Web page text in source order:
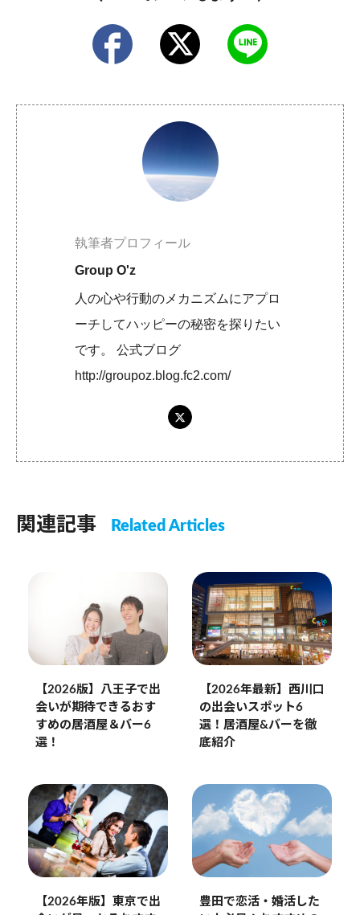
執筆者プロフィール
Group O'z
人の心や行動のメカニズムにアプロ
ーチしてハッピーの秘密を探りたい
です。 公式ブログ
http://groupoz.blog.fc2.com/
関連記事 Related Articles
【2026版】八王子で出
会いが期待できるおす
すめの居酒屋＆バー6
選！
【2026年最新】西川口
の出会いスポット6
選！居酒屋&バーを徹
底紹介
【2026年版】東京で出
豊田で恋活・婚活した